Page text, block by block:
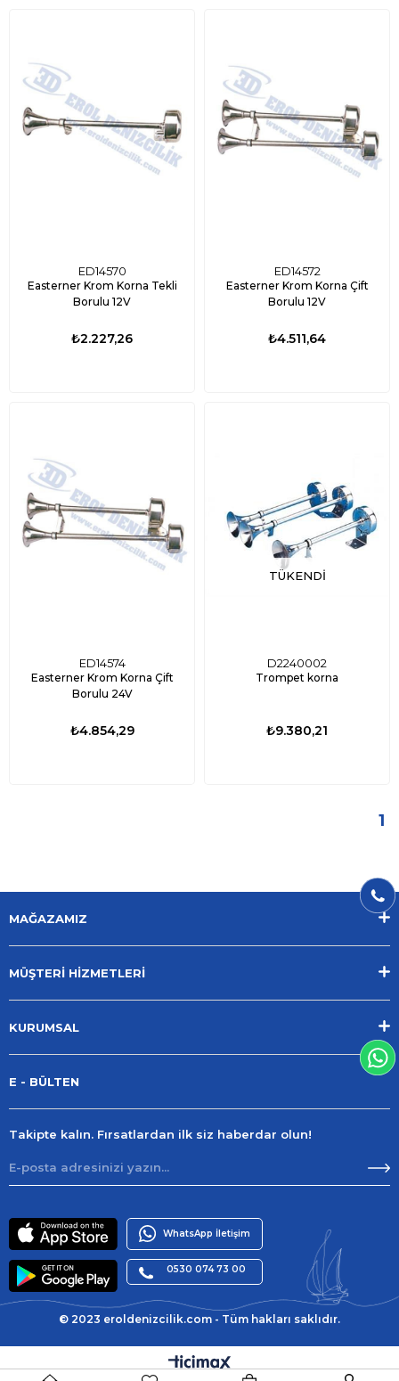
ED14570
Easterner Krom Korna Tekli
Borulu 12V
₺2.227,26
ED14572
Easterner Krom Korna Çift
Borulu 12V
₺4.511,64
ED14574
Easterner Krom Korna Çift
Borulu 24V
₺4.854,29
TÜKENDI
D2240002
Trompet korna
₺9.380,21
1
MAĞAZAMIZ
MÜŞTERİ HİZMETLERİ
KURUMSAL
E - BÜLTEN
Takipte kalın. Fırsatlardan ilk siz haberdar olun!
WhatsApp İletişim
0530 074 73 00
© 2023 eroldenizcilik.com - Tüm hakları saklıdır.